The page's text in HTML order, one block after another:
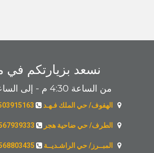
نسعد بزيارتكم في
من الساعة 4:30 م - إلى الساعة 10:30 م
الهفوف/ حي الملك فـهـد
الطرف/ حي ضاحية هجر
المبــرز/ حي الراشـديــة